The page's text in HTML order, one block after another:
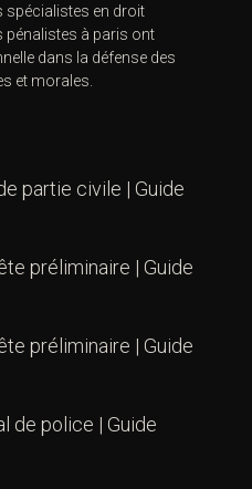
spécialistes en droit
pénalistes à paris ont
dans la défense des
et morales.
partie civile | Guide
préliminaire | Guide
préliminaire | Guide
de police | Guide